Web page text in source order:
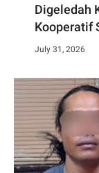
Digeledah
Kooperatif
July 31, 2026